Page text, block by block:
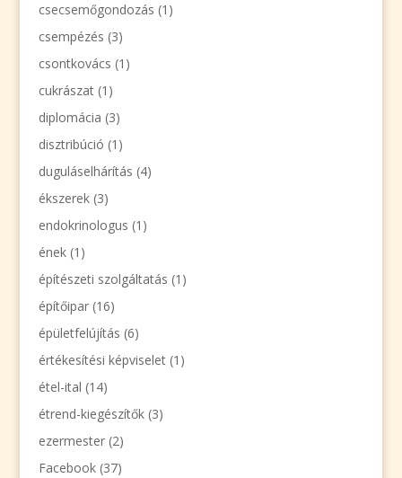
csecsemőgondozás (1)
csempézés (3)
csontkovács (1)
cukrászat(1)
diplomácia (3)
disztribúció (1)
duguláselhárítás (4)
ékszerek(3)
endokrinologus (1)
ének(1)
építészeti szolgáltatás (1)
építőipar(16)
épületfelújítás (6)
értékesítési képviselet(1)
étel-ital (14)
étrend-kiegészítők(3)
ezermester(2)
Facebook(37)